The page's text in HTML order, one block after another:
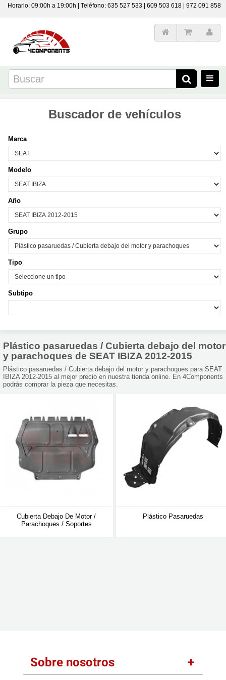
Horario: 09:00h a 19:00h | Teléfono: 635 527 533 | 609 503 618 | 972 091 858
Buscador de vehículos
Marca
Modelo
Año
Grupo
Tipo
Subtipo
Plástico pasaruedas / Cubierta debajo del motor
y parachoques de SEAT IBIZA 2012-2015
Plástico pasaruedas / Cubierta debajo del motor y parachoques para SEAT
IBIZA 2012-2015 al mejor precio en nuestra tienda online. En 4Components
podrás comprar la pieza que necesitas.
Cubierta Debajo De Motor /
Parachoques / Soportes
Plástico Pasaruedas
Sobre nosotros